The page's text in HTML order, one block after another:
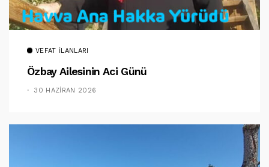
VEFAT İLANLARI
Özbay Ailesinin Aci Günü
30 HAZIRAN 2026